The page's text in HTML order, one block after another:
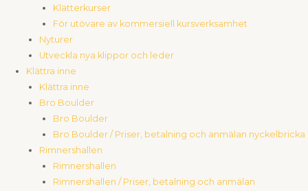
Klätterkurser
För utövare av kommersiell kursverksamhet
Nyturer
Utveckla nya klippor och leder
Klättra inne
Klättra inne
Bro Boulder
Bro Boulder
Bro Boulder / Priser, betalning och anmälan nyckelbricka
Rimnershallen
Rimnershallen
Rimnershallen / Priser, betalning och anmälan